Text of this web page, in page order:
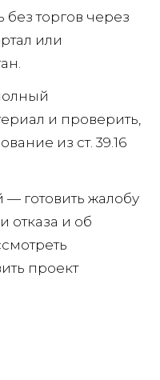
без торгов через
или
и проверить,
из ст. 39.16
готовить жалобу
отказа и об
проект